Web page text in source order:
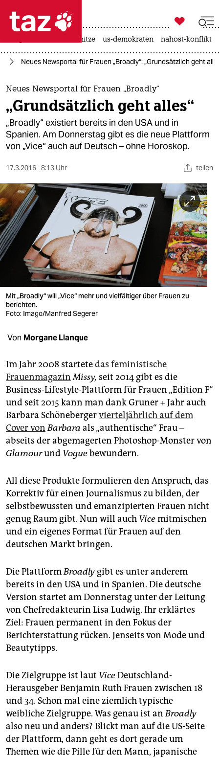
 taz zahl ich
taz zahl ich
themen
politik
öko
sport
berlin
nord
wahrheit
verlag
verlag
shop
fragen & hilfe
unterstützen
abo
genossenschaft
epaper login

taz zahl ich
hitze us-demokraten nahost-konflikt
Neues Newsportal für Frauen „Broadly“: „Grundsätzlich geht
Neues Newsportal für Frauen „Broadly“
„Grundsätzlich geht alles“
„Broadly“ existiert bereits in den USA und in
Spanien. Am Donnerstag gibt es die neue Plattform
von „Vice“ auch auf Deutsch – ohne Horoskop.
17.3.2016 8:13 Uhr teilen
Mit „Broadly“ will „Vice“ mehr und vielfältiger über Frauen zu
berichten.
Foto: Imago/Manfred Segerer
Von Morgane Llanque
Im Jahr 2008 startetedas feministische
Frauenmagazin Missy, seit 2014 gibt es die
Business-Lifestyle-Plattform für Frauen „Edition F“
und seit 2015 kann man dank Gruner + Jahr auch
Barbara Schönebergervierteljährlich auf dem
Cover von Barbara als „authentische“ Frau –
abseits der abgemagerten Photoshop-Monster von
Glamourund Voguebewundern.
All diese Produkte formulieren den Anspruch, das
Korrektiv für einen Journalismus zu bilden, der
selbstbewussten und emanzipierten Frauen nicht
genug Raum gibt. Nun will auch Vicemitmischen
und ein eigenes Format für Frauen auf den
deutschen Markt bringen.
Die PlattformBroadly gibt es unter anderem
bereits in den USA und in Spanien. Die deutsche
Version startet am Donnerstag unter der Leitung
von Chefredakteurin Lisa Ludwig. Ihr erklärtes
Ziel: Frauen permanent in den Fokus der
Berichterstattung rücken. Jenseits von Mode und
Beautytipps.
Die Zielgruppe ist laut ViceDeutschland-
Herausgeber Benjamin Ruth Frauen zwischen 18
und 34. Schon mal eine ziemlich typische
weibliche Zielgruppe. Was genau ist anBroadly
also neu und anders? Blickt man auf die US-Seite
der Plattform, dann geht es dort gerade um
Themen wie die Pille für den Mann, japanische